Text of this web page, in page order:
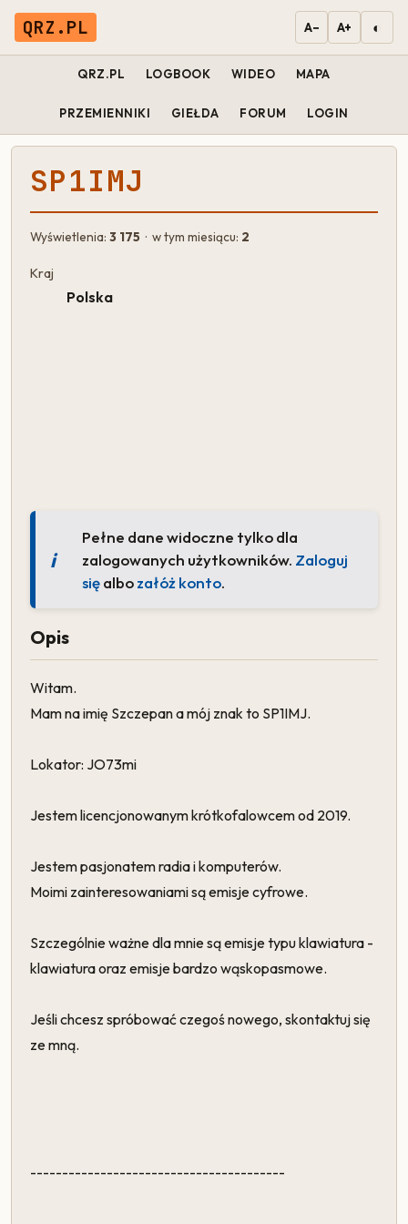
QRZ.PL A− A+ ◐
QRZ.PL LOGBOOK WIDEO MAPA
PRZEMIENNIKI GIEŁDA FORUM LOGIN
SP1IMJ
Wyświetlenia: 3 175 · w tym miesiącu: 2
Kraj
Polska
Pełne dane widoczne tylko dla
zalogowanych użytkowników. Zaloguj
sięalbozałóż konto.
Opis
Witam.
Mam na imię Szczepan a mój znak to SP1IMJ.
Lokator: JO73mi
Jestem licencjonowanym krótkofalowcem od 2019.
Jestem pasjonatem radia i komputerów.
Moimi zainteresowaniami są emisje cyfrowe.
Szczególnie ważne dla mnie są emisje typu klawiatura -
klawiatura oraz emisje bardzo wąskopasmowe.
Jeśli chcesz spróbować czegoś nowego, skontaktuj się
ze mną.
----------------------------------------